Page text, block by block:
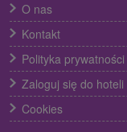
O nas
Kontakt
Polityka prywatności
Zaloguj się do hoteli
Cookies